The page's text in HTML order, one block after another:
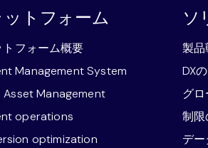
トフォーム
トフォーム概要
Management System
Asset Management
operations
optimization
ソ
製品
DX
グ
制
デ